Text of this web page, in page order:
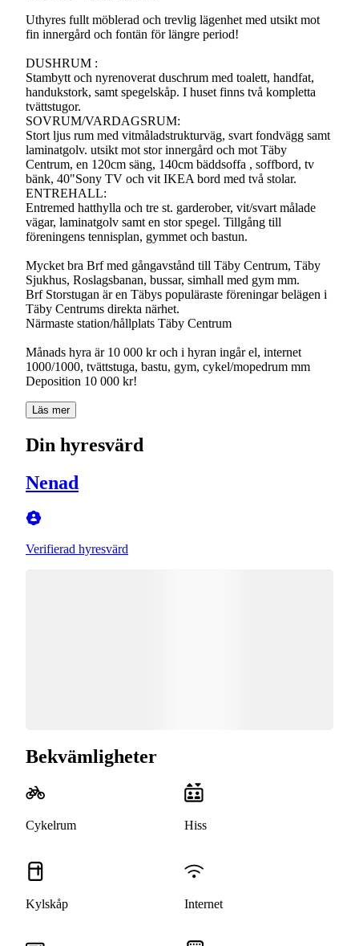
Uthyres fullt möblerad och trevlig lägenhet med utsikt mot
fin innergård och fontän för längre period!
DUSHRUM :
Stambytt och nyrenoverat duschrum med toalett, handfat,
handukstork, samt spegelskåp. I huset finns två kompletta
tvättstugor.
SOVRUM/VARDAGSRUM:
Stort ljus rum med vitmåladstrukturväg, svart fondvägg samt
laminatgolv. utsikt mot stor innergård och mot Täby
Centrum, en 120cm säng, 140cm bäddsoffa , soffbord, tv
bänk, 40"Sony TV och vit IKEA bord med två stolar.
ENTREHALL:
Entremed hatthylla och tre st. garderober, vit/svart målade
vägar, laminatgolv samt en stor spegel. Tillgång till
föreningens tennisplan, gymmet och bastun.
Mycket bra Brf med gångavstånd till Täby Centrum, Täby
Sjukhus, Roslagsbanan, bussar, simhall med gym mm.
Brf Storstugan är en Täbys populäraste föreningar belägen i
Täby Centrums direkta närhet.
Närmaste station/hållplats Täby Centrum
Månads hyra är 10 000 kr och i hyran ingår el, internet
1000/1000, tvättstuga, bastu, gym, cykel/mopedrum mm
Deposition 10 000 kr!
Läs mer
Din hyresvärd
Nenad
Verifierad hyresvärd
Bekvämligheter
Cykelrum Hiss
Kylskåp Internet